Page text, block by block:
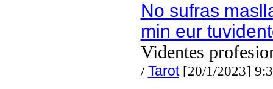
No sufras
min eur
Videntes
/Tarot[20/1/2023]